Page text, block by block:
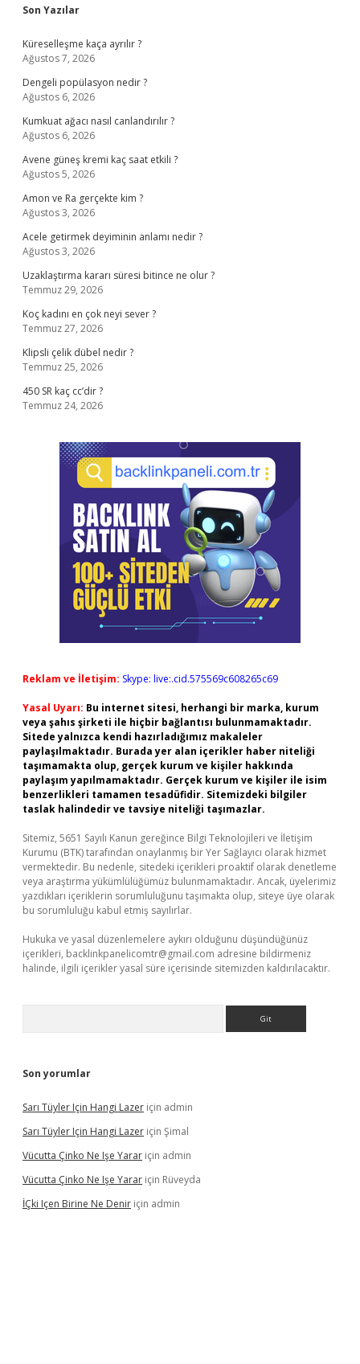
Sidebar
Son Yazılar
Küreselleşme kaça ayrılır ?
Ağustos 7, 2026
Dengeli popülasyon nedir ?
Ağustos 6, 2026
Kumkuat ağacı nasıl canlandırılır ?
Ağustos 6, 2026
Avene güneş kremi kaç saat etkili ?
Ağustos 5, 2026
Amon ve Ra gerçekte kim ?
Ağustos 3, 2026
Acele getirmek deyiminin anlamı nedir ?
Ağustos 3, 2026
Uzaklaştırma kararı süresi bitince ne olur ?
Temmuz 29, 2026
Koç kadını en çok neyi sever ?
Temmuz 27, 2026
Klipsli çelik dübel nedir ?
Temmuz 25, 2026
450 SR kaç cc’dir ?
Temmuz 24, 2026
Reklam ve İletişim: Skype: live:.cid.575569c608265c69
Yasal Uyarı: Bu internet sitesi, herhangi bir marka, kurum
veya şahıs şirketi ile hiçbir bağlantısı bulunmamaktadır.
Sitede yalnızca kendi hazırladığımız makaleler
paylaşılmaktadır. Burada yer alan içerikler haber niteliği
taşımamakta olup, gerçek kurum ve kişiler hakkında
paylaşım yapılmamaktadır. Gerçek kurum ve kişiler ile isim
benzerlikleri tamamen tesadüfidir. Sitemizdeki bilgiler
taslak halindedir ve tavsiye niteliği taşımazlar.
Sitemiz, 5651 Sayılı Kanun gereğince Bilgi Teknolojileri ve İletişim
Kurumu (BTK) tarafından onaylanmış bir Yer Sağlayıcı olarak hizmet
vermektedir. Bu nedenle, sitedeki içerikleri proaktif olarak denetleme
veya araştırma yükümlülüğümüz bulunmamaktadır. Ancak, üyelerimiz
yazdıkları içeriklerin sorumluluğunu taşımakta olup, siteye üye olarak
bu sorumluluğu kabul etmiş sayılırlar.
Hukuka ve yasal düzenlemelere aykırı olduğunu düşündüğünüz
içerikleri, backlinkpanelicomtr@gmail.com adresine bildirmeniz
halinde, ilgili içerikler yasal süre içerisinde sitemizden kaldırılacaktır.
Son yorumlar
Sarı Tüyler Için Hangi Lazer için admin
Sarı Tüyler Için Hangi Lazer için Şimal
Vücutta Çinko Ne Işe Yarar için admin
Vücutta Çinko Ne Işe Yarar için Rüveyda
İÇki Içen Birine Ne Denir için admin